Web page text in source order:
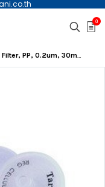
0
PP, 0.2um, 30mm, 100/pk